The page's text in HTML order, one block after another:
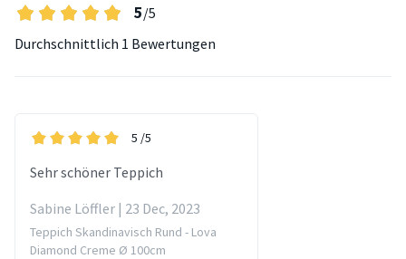
5/5
Durchschnittlich 1 Bewertungen
5 /5
Sehr schöner Teppich
Sabine Löffler | 23 Dec, 2023
Teppich Skandinavisch Rund - Lova
Diamond Creme Ø 100cm